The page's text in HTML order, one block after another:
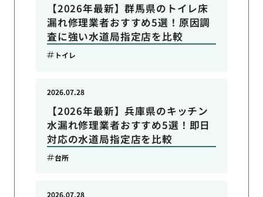
【2026年最新】群馬県のトイレ床
漏れ修理業者おすすめ5選！原因調
査に強い水道局指定店を比較
トイレ
【2026年最新】兵庫県のキッチン
水漏れ修理業者おすすめ5選！即日
対応の水道局指定店を比較
2026.07.28
台所
2026.07.28